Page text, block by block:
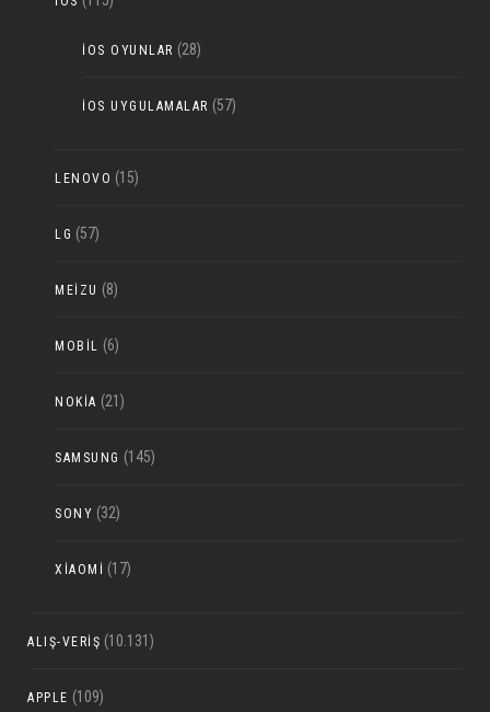
IOS OYUNLAR (28)
IOS UYGULAMALAR (57)
LENOVO (15)
LG (57)
MEIZU (8)
MOBIL (6)
NOKIA (21)
SAMSUNG (145)
SONY (32)
XIAOMI (17)
ALIŞ-VERIŞ (10.131)
APPLE (109)